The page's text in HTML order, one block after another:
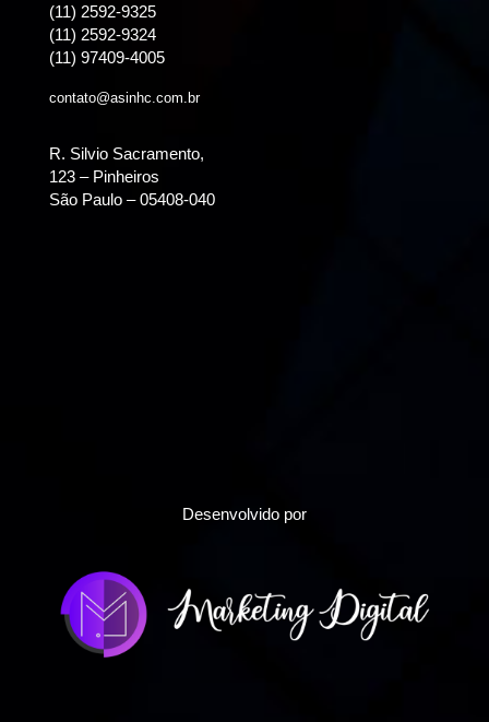
(11) 2592-9325
(11) 2592-9324
(11) 97409-4005
contato@asinhc.com.br
R. Silvio Sacramento,
123 – Pinheiros
São Paulo – 05408-040
Desenvolvido por